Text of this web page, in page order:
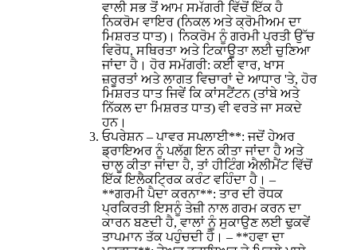
ਵਾਲੀ ਸਭ ਤੋਂ ਆਮ ਸਮੱਗਰੀ ਵਿੱਚੋਂ ਇੱਕ ਹੈ
ਨਿਕਰੋਮ ਵਾਇਰ (ਨਿਕਲ ਅਤੇ ਕ੍ਰੋਮੀਅਮ ਦਾ
ਮਿਸ਼ਰਤ ਧਾਤ)। ਨਿਕਰੋਮ ਨੂੰ ਗਰਮੀ ਪ੍ਰਤੀ ਉੱਚ
ਵਿਰੋਧ, ਸਥਿਰਤਾ ਅਤੇ ਟਿਕਾਊਤਾ ਲਈ ਚੁਣਿਆ
ਜਾਂਦਾ ਹੈ। ਹੋਰ ਸਮੱਗਰੀ: ਕਈ ਵਾਰ, ਖਾਸ
ਜ਼ਰੂਰਤਾਂ ਅਤੇ ਲਾਗਤ ਵਿਚਾਰਾਂ ਦੇ ਆਧਾਰ 'ਤੇ, ਹੋਰ
ਮਿਸ਼ਰਤ ਧਾਤ ਜਿਵੇਂ ਕਿ ਕਾਂਸਟੈਂਟਨ (ਤਾਂਬੇ ਅਤੇ
ਨਿੱਕਲ ਦਾ ਮਿਸ਼ਰਤ ਧਾਤ) ਵੀ ਵਰਤੇ ਜਾ ਸਕਦੇ
ਹਨ।
ਓਪਰੇਸ਼ਨ – ਪਾਵਰ ਸਪਲਾਈ**: ਜਦੋਂ ਹੇਅਰ
ਡ੍ਰਾਇਅਰ ਨੂੰ ਪਲੱਗ ਇਨ ਕੀਤਾ ਜਾਂਦਾ ਹੈ ਅਤੇ
ਚਾਲੂ ਕੀਤਾ ਜਾਂਦਾ ਹੈ, ਤਾਂ ਹੀਟਿੰਗ ਐਲੀਮੈਂਟ ਵਿੱਚੋਂ
ਇੱਕ ਇਲੈਕਟ੍ਰਿਕ ਕਰੰਟ ਵਹਿੰਦਾ ਹੈ। –
**ਗਰਮੀ ਪੈਦਾ ਕਰਨਾ**: ਤਾਰ ਦੀ ਰੋਧਕ
ਪ੍ਰਕਿਰਤੀ ਇਸਨੂੰ ਤੇਜ਼ੀ ਨਾਲ ਗਰਮ ਕਰਨ ਦਾ
ਕਾਰਨ ਬਣਦੀ ਹੈ, ਵਾਲਾਂ ਨੂੰ ਸੁਕਾਉਣ ਲਈ ਢੁਕਵੇਂ
ਤਾਪਮਾਨ ਤੱਕ ਪਹੁੰਚਦੀ ਹੈ। – **ਹਵਾ ਦਾ